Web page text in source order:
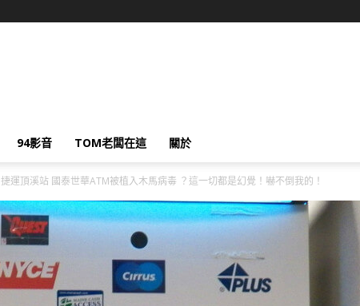
94影音 TOM老闆在這 關於
捷運頂溪站 國泰世華ATM被植入木馬病毒 ？這一切都是幻覺！嚇不倒我的！